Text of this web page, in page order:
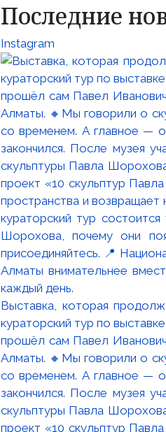
Последние
Instagram
Выставка, которая
кураторский тур по
прошёл сам Павел
Алматы. 🔸Мы говорили о
со временем. А главное —
закончился. После музея
скульптуры Павла
проект «10 скульптур